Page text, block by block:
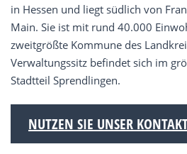
in Hessen und liegt südlich von
Main. Sie ist mit rund 40.000
zweitgrößte Kommune des
Verwaltungssitz befindet sich im
Stadtteil Sprendlingen.
NUTZEN SIE UNSER